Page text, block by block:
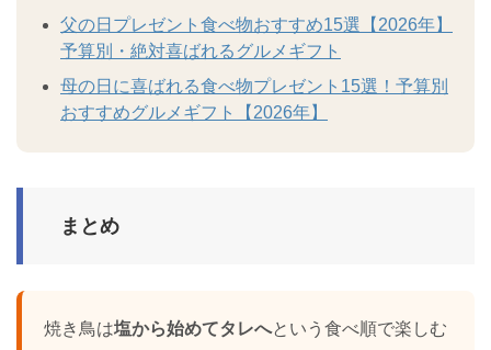
父の日プレゼント食べ物おすすめ15選【2026年】
予算別・絶対喜ばれるグルメギフト
母の日に喜ばれる食べ物プレゼント15選！予算別
おすすめグルメギフト【2026年】
まとめ
焼き鳥は塩から始めてタレへという食べ順で楽しむ